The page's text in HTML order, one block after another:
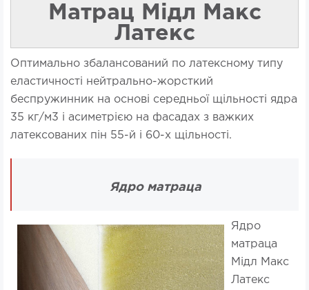
Матрац Мідл Макс
Латекс
Оптимально збалансований по латексному типу
еластичності нейтрально-жорсткий
беспружинник на основі середньої щільності ядра
35 кг/м3 і асиметрією на фасадах з важких
латексованих пін 55-й і 60-х щільності.
Ядро матраца
Ядро
матраца
Мідл Макс
Латекс